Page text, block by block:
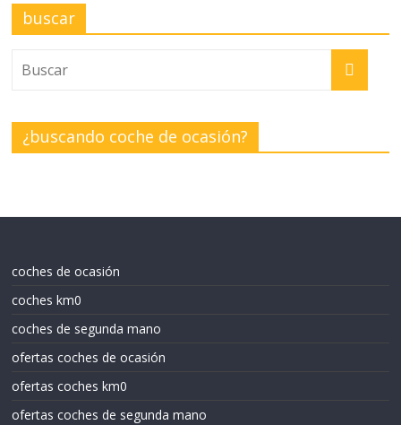
buscar
¿buscando coche de ocasión?
coches de ocasión
coches km0
coches de segunda mano
ofertas coches de ocasión
ofertas coches km0
ofertas coches de segunda mano